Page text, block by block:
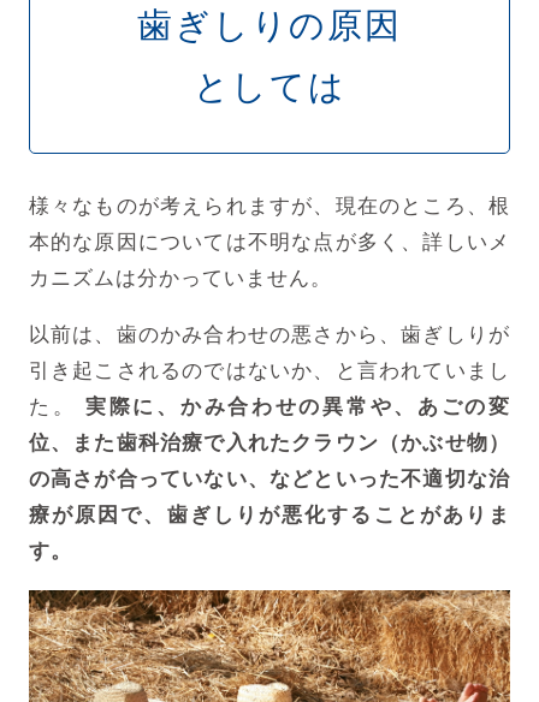
歯ぎしりの原因
としては
様々なものが考えられますが、現在のところ、根
本的な原因については不明な点が多く、詳しいメ
カニズムは分かっていません。
以前は、歯のかみ合わせの悪さから、歯ぎしりが
引き起こされるのではないか、と言われていまし
た。
実際に、かみ合わせの異常や、あごの変
位、また歯科治療で入れたクラウン（かぶせ物）
の高さが合っていない、などといった不適切な治
療が原因で、歯ぎしりが悪化することがありま
す。